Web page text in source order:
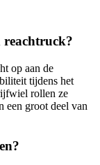
reachtruck?
op aan de
tijdens het
rollen ze
een groot deel van